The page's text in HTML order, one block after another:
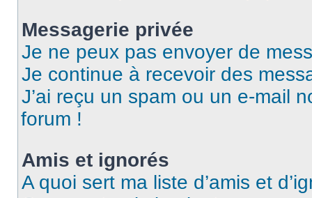
Messagerie privée
Je ne peux pas envoyer de
Je continue à recevoir des
J’ai reçu un spam ou un e-mail
forum !
Amis et ignorés
A quoi sert ma liste d’amis et